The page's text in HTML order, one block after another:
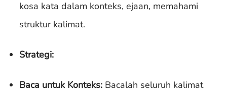
kosa kata dalam konteks, ejaan, memahami
struktur kalimat.
Strategi:
Baca untuk Konteks: Bacalah seluruh kalimat